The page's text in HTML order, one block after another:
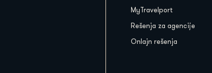
MyTravelport
Rešenja za agencije
Onlajn rešenja